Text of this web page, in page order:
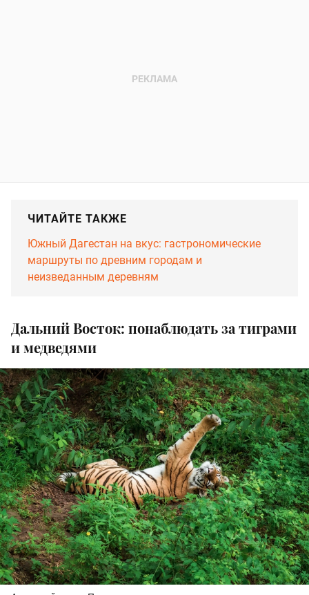
ЧИТАЙТЕ ТАКЖЕ
Южный Дагестан на вкус: гастрономические
маршруты по древним городам и
неизведанным деревням
Дальний Восток: понаблюдать за тиграми
и медведями